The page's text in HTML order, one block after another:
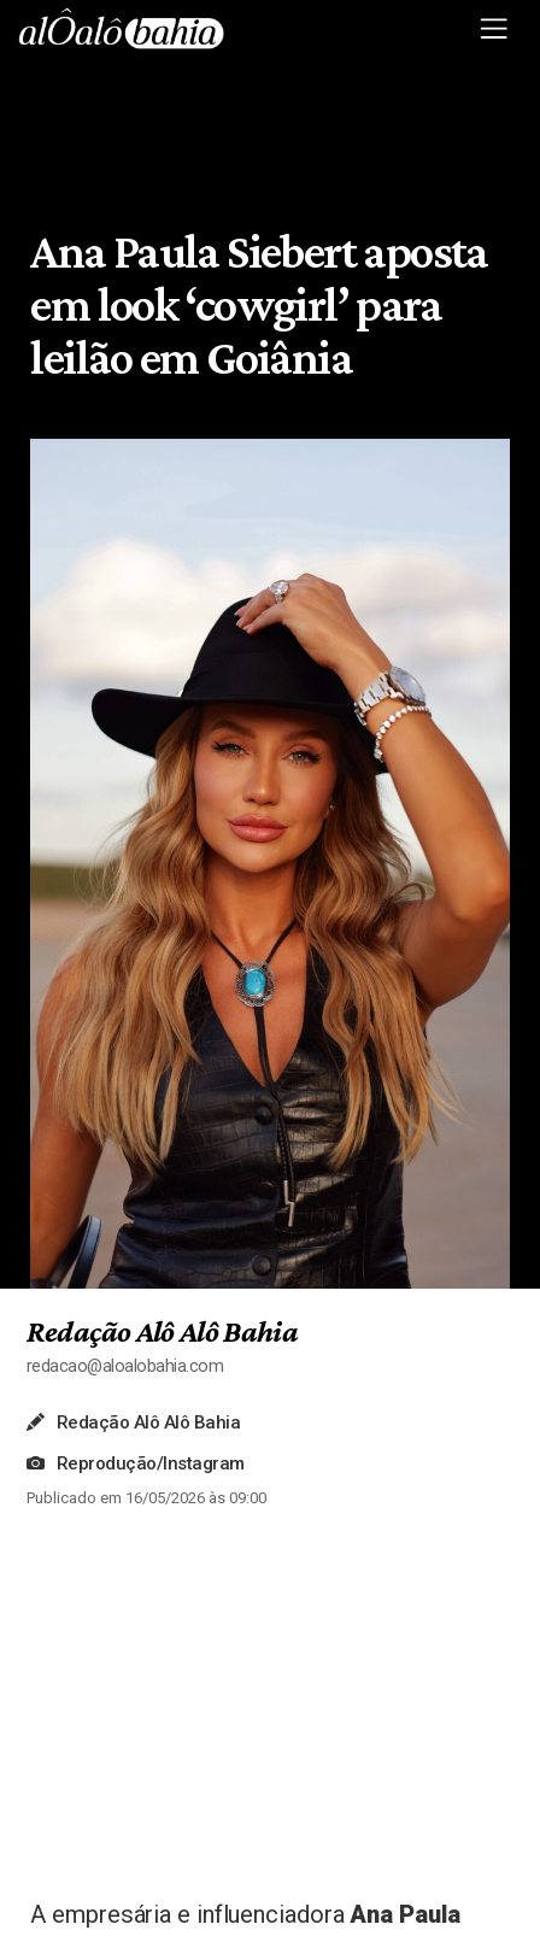
Ana Paula Siebert aposta
em look ‘cowgirl’ para
leilão em Goiânia
Redação Alô Alô Bahia
redacao@aloalobahia.com
Redação Alô Alô Bahia
Reprodução/Instagram
Publicado em 16/05/2026 às 09:00
A empresária e influenciadoraAna Paula